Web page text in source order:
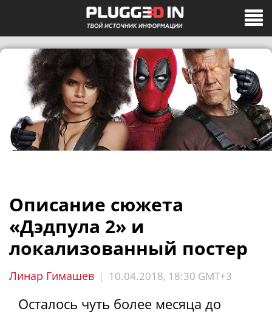
Описание сюжета
«Дэдпула 2» и
локализованный постер
Линар Гимашев | 10.04.2018, 18:30 GMT+3
Осталось чуть более месяца до